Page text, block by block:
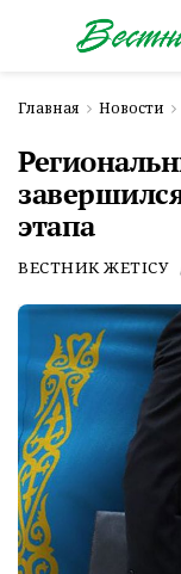
Главная Новости
этапа
ВЕСТНИК ЖЕТІСУ